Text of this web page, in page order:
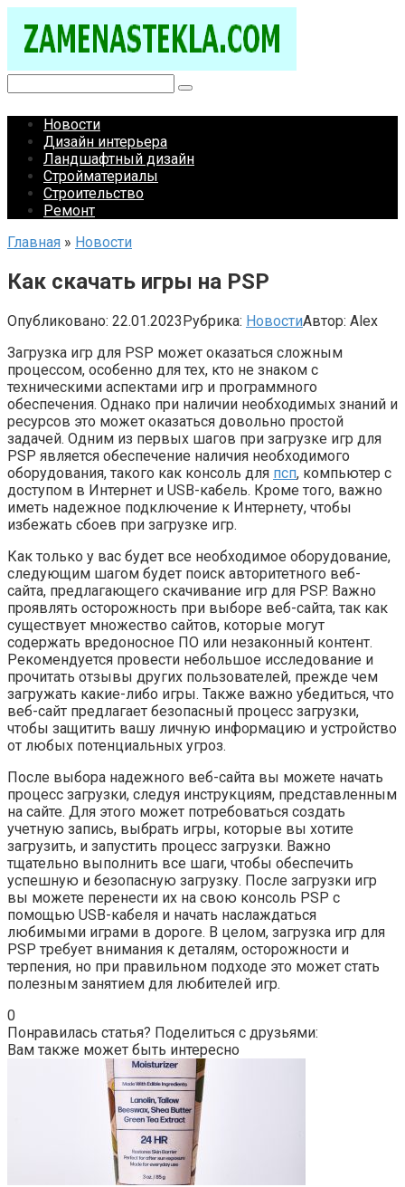
контенту
Новости
Дизайн интерьера
Ландшафтный дизайн
Стройматериалы
Строительство
Ремонт
Главная » Новости
Как скачать игры на PSP
Опубликовано: 22.01.2023Рубрика: НовостиАвтор: Alex
Загрузка игр для PSP может оказаться сложным
процессом, особенно для тех, кто не знаком с
техническими аспектами игр и программного
обеспечения. Однако при наличии необходимых знаний и
ресурсов это может оказаться довольно простой
задачей. Одним из первых шагов при загрузке игр для
PSP является обеспечение наличия необходимого
оборудования, такого как консоль для псп, компьютер с
доступом в Интернет и USB-кабель. Кроме того, важно
иметь надежное подключение к Интернету, чтобы
избежать сбоев при загрузке игр.
Как только у вас будет все необходимое оборудование,
следующим шагом будет поиск авторитетного веб-
сайта, предлагающего скачивание игр для PSP. Важно
проявлять осторожность при выборе веб-сайта, так как
существует множество сайтов, которые могут
содержать вредоносное ПО или незаконный контент.
Рекомендуется провести небольшое исследование и
прочитать отзывы других пользователей, прежде чем
загружать какие-либо игры. Также важно убедиться, что
веб-сайт предлагает безопасный процесс загрузки,
чтобы защитить вашу личную информацию и устройство
от любых потенциальных угроз.
После выбора надежного веб-сайта вы можете начать
процесс загрузки, следуя инструкциям, представленным
на сайте. Для этого может потребоваться создать
учетную запись, выбрать игры, которые вы хотите
загрузить, и запустить процесс загрузки. Важно
тщательно выполнить все шаги, чтобы обеспечить
успешную и безопасную загрузку. После загрузки игр
вы можете перенести их на свою консоль PSP с
помощью USB-кабеля и начать наслаждаться
любимыми играми в дороге. В целом, загрузка игр для
PSP требует внимания к деталям, осторожности и
терпения, но при правильном подходе это может стать
полезным занятием для любителей игр.
0
Понравилась статья? Поделиться с друзьями:
Вам также может быть интересно